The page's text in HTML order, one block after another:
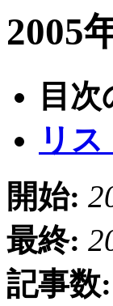
2005
目
リ
開始:
最終:
記事数: